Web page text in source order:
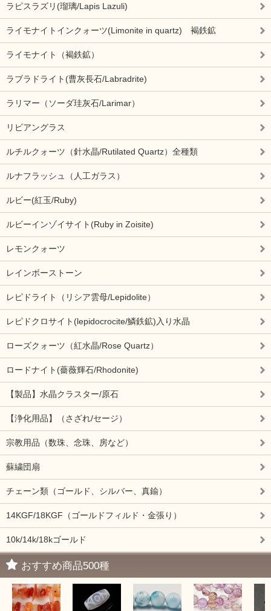
ラピスラズリ(瑠璃/Lapis Lazuli)
ライモナイトインクォーツ(Limonite in quartz) 褐鉄鉱
ライモナイト（褐鉄鉱）
ラブラドライト(曹灰長石/Labradrite)
ラリマー（ソーダ珪灰石/Larimar）
リビアングラス
ルチルクォーツ（針水晶/Rutilated Quartz）全種類
ルナフラッシュ（人工ガラス）
ルビー(紅玉/Ruby)
ルビーインゾイサイト(Ruby in Zoisite)
レモンクォーツ
レインボーストーン
レピドライト（リシア雲母/Lepidolite）
レピドクロサイト(lepidocrocite/鱗鉄鉱)入り水晶
ローズクォーツ（紅水晶/Rose Quartz）
ロードナイト(薔薇輝石/Rhodonite)
【製品】水晶クラスター/原石
【浄化用品】（さざれ/セージ）
宗教用品（数珠、念珠、房など）
蘇繍団扇
チェーン類（ゴールド、シルバー、真鍮）
14KGF/18KGF（ゴールドフィルド・金張り）
10k/14k/18kゴールド
おすすめ商品500種